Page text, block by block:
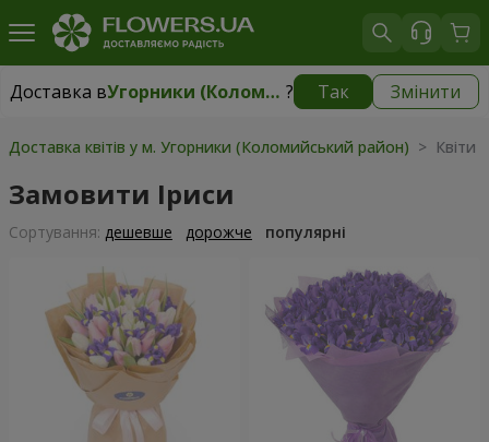
Доставка в Угорники (Коломийський район) ? Так Змінити
Доставка в безкоштовно
Доставка квітів у м. Угорники (Коломийський район) > Квіти
Замовити Іриси
Сортування: дешевше дорожче популярні